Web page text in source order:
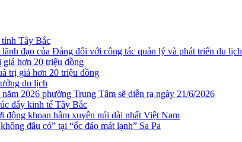
tỉnh Tây Bắc
đạo của Đảng đối với công tác quản lý và phát triển du lịch
giá hơn 20 triệu đồng
trị giá hơn 20 triệu đồng
du lịch
2026 phường Trung Tâm sẽ diễn ra ngày 21/6/2026
đẩy kinh tế Tây Bắc
động khoan hầm xuyên núi dài nhất Việt Nam
đâu có” tại “ốc đảo mát lạnh” Sa Pa